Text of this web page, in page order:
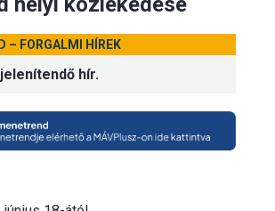
– FORGALMI HÍREK
hír.